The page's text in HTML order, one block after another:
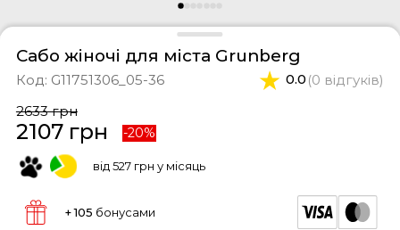
Сабо жіночі для міста Grunberg
Код: G11751306_05-36 0.0 (0 відгуків)
2633 грн
2107 грн -20%
від 527 грн у місяць
+ 105 бонусами